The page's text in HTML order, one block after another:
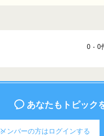
0 - 0
あなたもトピック
メンバーの方はログインする